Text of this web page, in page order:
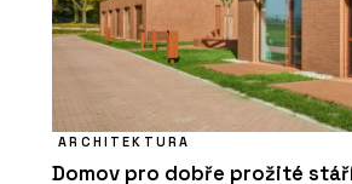
ARCHITEKTURA
Domov pro dobře prožité